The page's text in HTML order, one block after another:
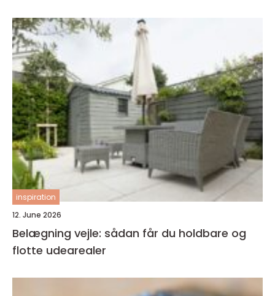
inspiration
12. June 2026
Belægning vejle: sådan får du holdbare og
flotte udearealer